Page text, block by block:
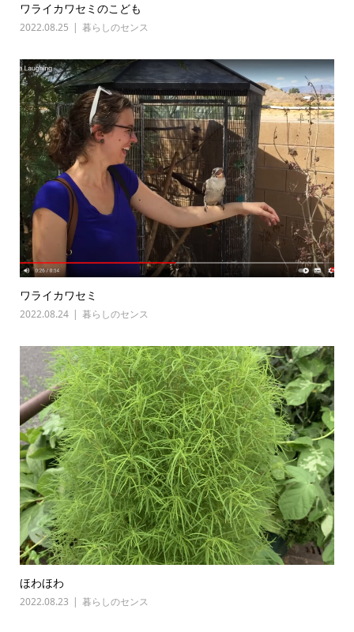
ワライカワセミのこども
2022.08.25 暮らしのセンス
ワライカワセミ
2022.08.24 暮らしのセンス
ほわほわ
2022.08.23 暮らしのセンス